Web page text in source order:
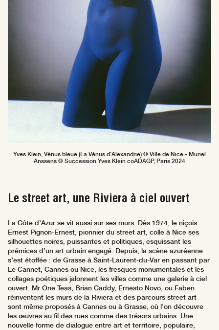
Yves Klein, Vénus bleue (La Vénus d'Alexandrie) © Ville de Nice - Muriel
Anssens © Succession Yves Klein coADAGP, Paris 2024
Le street art, une Riviera à ciel ouvert
La Côte d’Azur se vit aussi sur ses murs. Dès 1974, le niçois
Ernest Pignon-Ernest, pionnier du street art, colle à Nice ses
silhouettes noires, puissantes et politiques, esquissant les
prémices d’un art urbain engagé. Depuis, la scène azuréenne
s’est étoffée : de Grasse à Saint-Laurent-du-Var en passant par
Le Cannet, Cannes ou Nice, les fresques monumentales et les
collages poétiques jalonnent les villes comme une galerie à ciel
ouvert. Mr One Teas, Brian Caddy, Ernesto Novo, ou Faben
réinventent les murs de la Riviera et des parcours street art
sont même proposés à Cannes ou à Grasse, où l’on découvre
les œuvres au fil des rues comme des trésors urbains. Une
nouvelle forme de dialogue entre art et territoire, populaire,